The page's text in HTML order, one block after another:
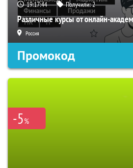
19:17:43 Получили:2
Различные курсы от онлайн-
Россия
Промокод
-5%